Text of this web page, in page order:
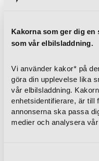
Kakorna som ger dig en
som vår elbilsladdning.
Vi använder kakor* på
göra din upplevelse lika
vår elbilsladdning.
enhetsidentifierare, är till
annonserna ska passa
medier och analysera
Inc.
_gcl_au Google